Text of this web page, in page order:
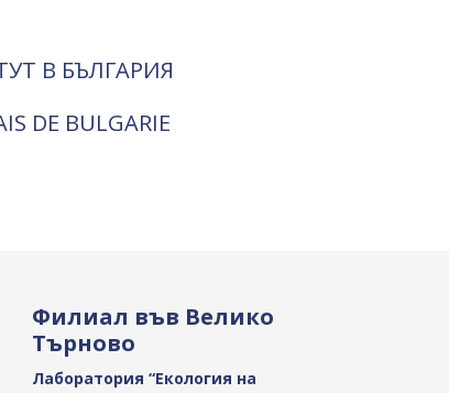
В БЪЛГАРИЯ
DE BULGARIE
Филиал във Велико
Търново
Лаборатория “Екология на